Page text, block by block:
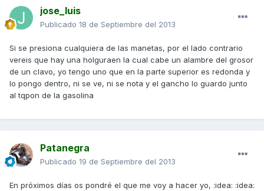
jose_luis
Publicado 18 de Septiembre del 2013
Si se presiona cualquiera de las manetas, por el lado contrario
vereis que hay una holguraen la cual cabe un alambre del grosor
de un clavo, yo tengo uno que en la parte superior es redonda y
lo pongo dentro, ni se ve, ni se nota y el gancho lo guardo junto
al tqpon de la gasolina
Patanegra
Publicado 19 de Septiembre del 2013
En próximos días os pondré el que me voy a hacer yo, :idea: :idea: